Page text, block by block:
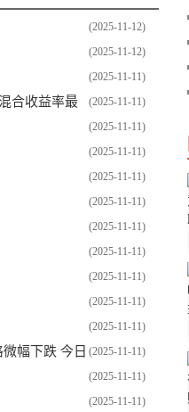
(2025-11-12)
(2025-11-12)
(2025-11-11)
(2025-11-11)
合收益率最
(2025-11-11)
(2025-11-11)
(2025-11-11)
(2025-11-11)
(2025-11-11)
(2025-11-11)
(2025-11-11)
(2025-11-11)
(2025-11-11)
(2025-11-11)
幅下跌 今日
(2025-11-11)
(2025-11-11)